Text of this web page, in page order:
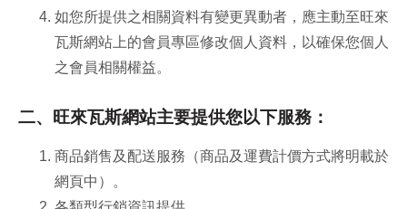
如您所提供之相關資料有變更異動者，應主動至旺來
瓦斯網站上的會員專區修改個人資料，以確保您個人
之會員相關權益。
二、旺來瓦斯網站主要提供您以下服務：
商品銷售及配送服務（商品及運費計價方式將明載於
網頁中）。